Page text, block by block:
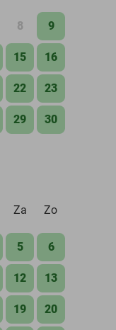
8 9
15 16
22 23
29 30
Za Zo
5 6
12 13
19 20